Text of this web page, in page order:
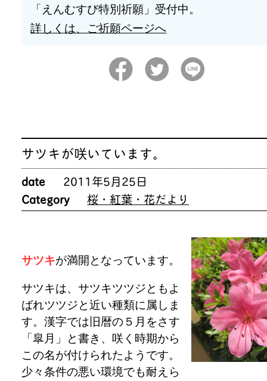
「えんむすび特別祈願」受付中。
詳しくは、ご祈願ページへ
サツキが咲いています。
date
2011年5月25日
Category
桜・紅葉・花だより
サツキが満開となっています。
サツキは、サツキツツジともよ
ばれツツジと近い種類に属しま
す。漢字では旧暦の５月をさす
「皐月」と書き、咲く時期から
この名が付けられたようです。
少々条件の悪い環境でも耐えら